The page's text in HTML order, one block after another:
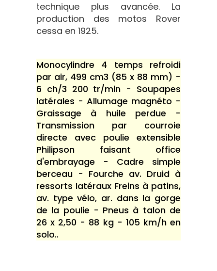
technique plus avancée. La
production des motos Rover
cessa en 1925.
Monocylindre 4 temps refroidi
par air, 499 cm3 (85 x 88 mm) -
6 ch/3 200 tr/min - Soupapes
latérales - Allumage magnéto -
Graissage à huile perdue -
Transmission par courroie
directe avec poulie extensible
Philipson faisant office
d'embrayage - Cadre simple
berceau - Fourche av. Druid à
ressorts latéraux Freins à patins,
av. type vélo, ar. dans la gorge
de la poulie - Pneus à talon de
26 x 2,50 - 88 kg - 105 km/h en
solo..